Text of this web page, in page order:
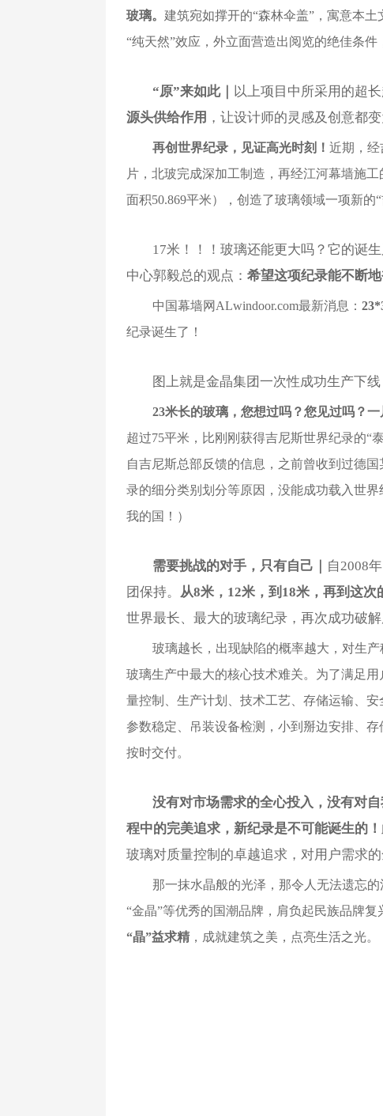
玻璃。 建筑宛如撑开的“森林伞盖”，寓意本
“纯天然”效应，外立面营造出阅览的绝佳条
“原”来如此｜ 以上项目中所采用的超
源头供给作用 ，让设计师的灵感及创意都变
再创世界纪录，见证高光时刻！近期，
片，北玻完成深加工制造，再经江河幕墙施
面积50.869平米），创造了玻璃领域一项新的“
17米！！！玻璃还能更大吗？它的诞
中心郭毅总的观点： 希望这项纪录能不断
中国幕墙网ALwindoor.com最新消息：
纪录诞生了！
图上就是金晶集团一次性成功生产下
23米长的玻璃，您想过吗？您见过吗？
超过75平米，比刚刚获得吉尼斯世界纪录的“
自吉尼斯总部反馈的信息，之前曾收到过德
录的细分类别划分等原因，没能成功载入世
我的国！）
需要挑战的对手，只有自己｜ 自2008
团保持。 从8米，12米，到18米，再到这
世界最长、最大的玻璃纪录，再次成功破解
玻璃越长，出现缺陷的概率越大，对生
玻璃生产中最大的核心技术难关。为了满足
量控制、生产计划、技术工艺、存储运输、
参数稳定、吊装设备检测，小到掰边安排、
按时交付。
没有对市场需求的全心投入，没有对
程中的完美追求，新纪录是不可能诞生的！
玻璃对质量控制的卓越追求，对用户需求
那一抹水晶般的光泽，那令人无法遗忘
“金晶”等优秀的国潮品牌，肩负起民族品牌
“晶”益求精，成就建筑之美，点亮生活之光。